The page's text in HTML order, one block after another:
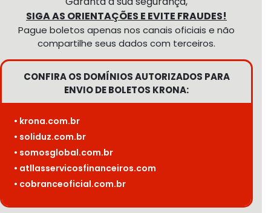
SIGA AS ORIENTAÇÕES E EVITE FRAUDES!
Pague boletos apenas nos canais oficiais e não
compartilhe seus dados com terceiros.
CONFIRA OS DOMÍNIOS AUTORIZADOS PARA
ENVIO DE BOLETOS KRONA:
• krona.com.br
• soliduz.com.br
• somosglobal.com.br
• atllasservicosfinanceiros.com
• cobranceoficial.com.br